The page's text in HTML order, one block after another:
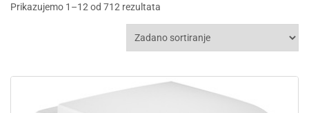
Prikazujemo 1–12 od 712 rezultata